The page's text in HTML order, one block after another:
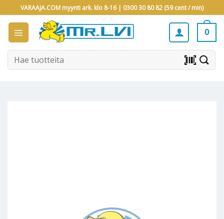
to
content
VARAAJA.COM myynti ark. klo 8-16 | 0300 30 80 82 (59 cent / min)
0
Etsi: barcode_scanner